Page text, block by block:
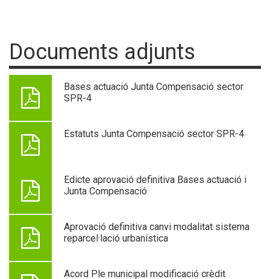
Documents adjunts
Bases actuació Junta Compensació sector
SPR-4
Estatuts Junta Compensació sector SPR-4
Edicte aprovació definitiva Bases actuació i
Junta Compensació
Aprovació definitiva canvi modalitat sistema
reparcel·lació urbanística
Acord Ple municipal modificació crèdit